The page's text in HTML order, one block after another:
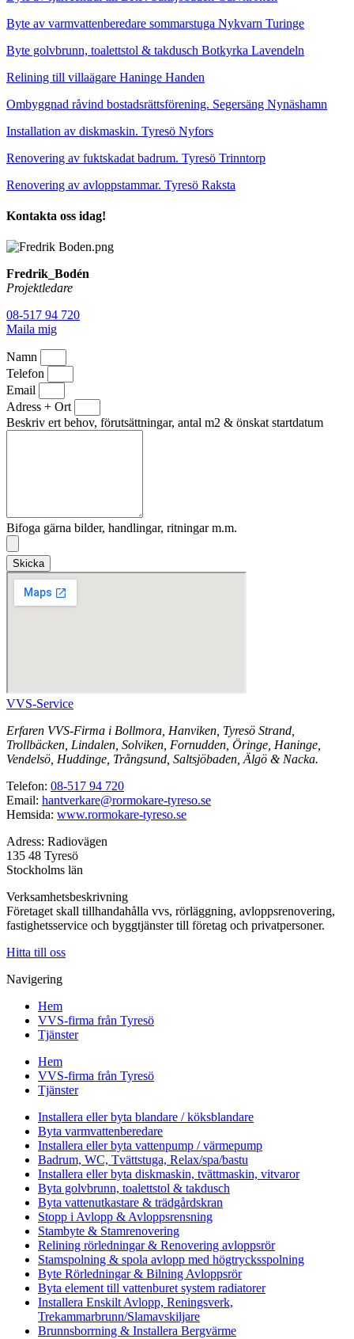
Byte av varmvattenberedare sommarstuga Nykvarn Turinge
Byte golvbrunn, toalettstol & takdusch Botkyrka Lavendeln
Relining till villaägare Haninge Handen
Ombyggnad råvind bostadsrättsförening. Segersäng Nynäshamn
Installation av diskmaskin. Tyresö Nyfors
Renovering av fuktskadat badrum. Tyresö Trinntorp
Renovering av avloppstammar. Tyresö Raksta
Kontakta oss idag!
Fredrik_Bodén
Projektledare
08-517 94 720
Maila mig
Namn
Telefon
Email
Adress + Ort
Beskriv ert behov, förutsättningar, antal m2 & önskat startdatum
Bifoga gärna bilder, handlingar, ritningar m.m.
Skicka
VVS-Service
Erfaren VVS-Firma i Bollmora, Hanviken, Tyresö Strand,
Trollbäcken, Lindalen, Solviken, Fornudden, Öringe, Haninge,
Vendelsö, Huddinge, Trångsund, Saltsjöbaden, Älgö & Nacka.
Telefon: 08-517 94 720
Email: hantverkare@rormokare-tyreso.se
Hemsida: www.rormokare-tyreso.se
Adress: Radiovägen
135 48 Tyresö
Stockholms län
Verksamhetsbeskrivning
Företaget skall tillhandahålla vvs, rörläggning, avloppsrenovering,
fastighetsservice och byggtjänster till företag och privatpersoner.
Hitta till oss
Navigering
Hem
VVS-firma från Tyresö
Tjänster
Hem
VVS-firma från Tyresö
Tjänster
Installera eller byta blandare / köksblandare
Byta varmvattenberedare
Installera eller byta vattenpump / värmepump
Badrum, WC, Tvättstuga, Relax/spa/bastu
Installera eller byta diskmaskin, tvättmaskin, vitvaror
Byta golvbrunn, toalettstol & takdusch
Byta vattenutkastare & trädgårdskran
Stopp i Avlopp & Avloppsrensning
Stambyte & Stamrenovering
Relining rörledningar & Renovering avloppsrör
Stamspolning & spola avlopp med högtrycksspolning
Byte Rörledningar & Bilning Avloppsrör
Byta element till vattenburet system radiatorer
Installera Enskilt Avlopp, Reningsverk,
Trekammarbrunn/Slamavskiljare
Brunnsborrning & Installera Bergvärme